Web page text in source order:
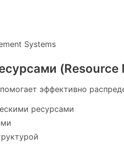
Systems
(Resource
помогает эффективно
ресурсами